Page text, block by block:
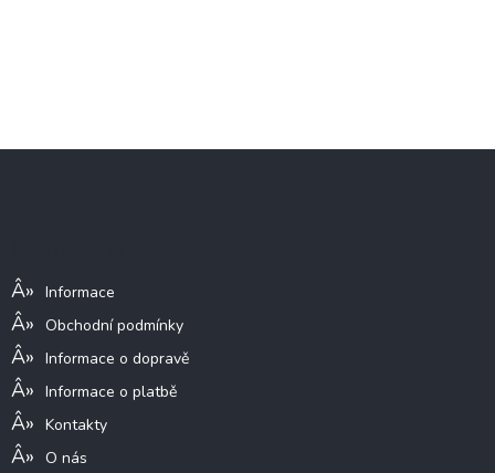
Informace
Obchodní podmínky
Informace o dopravě
Informace o platbě
Kontakty
O nás